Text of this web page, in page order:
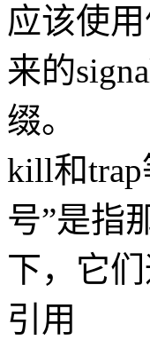
应该使
来的
缀。
kill和
号”是指
下，它
引用